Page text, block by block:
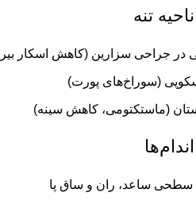
در جراحی سزارین (کاهش اسکار
(سوراخ‌های پورت)
(ماستکتومی، کاهش سینه)
سطحی ساعد، ران و ساق پا